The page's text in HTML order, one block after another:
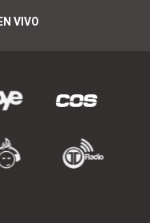
EN VIVO